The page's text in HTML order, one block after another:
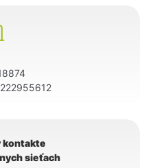
kontakte
sieťach